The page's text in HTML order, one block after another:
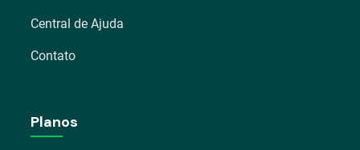
Central de Ajuda
Contato
Planos